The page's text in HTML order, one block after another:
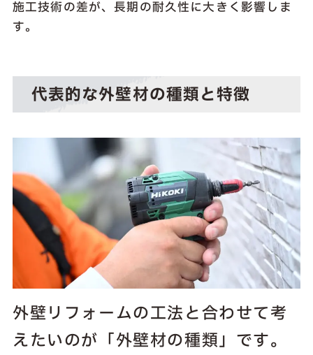
施工技術の差が、長期の耐久性に大きく影響しま
す。
代表的な外壁材の種類と特徴
外壁リフォームの工法と合わせて考
えたいのが「外壁材の種類」です。